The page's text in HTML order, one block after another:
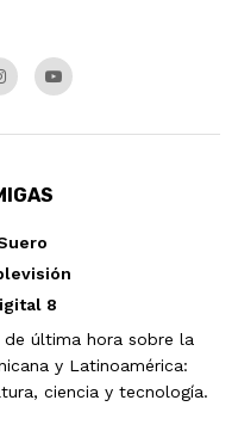
8
última hora sobre la
y Latinoamérica:
ciencia y tecnología.